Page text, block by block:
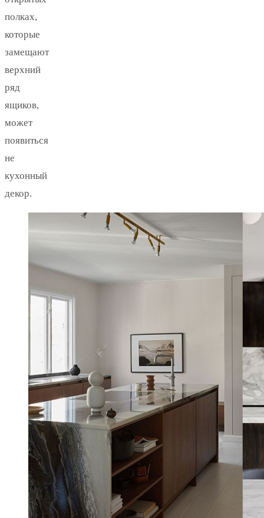
полках,
которые
замещают
верхний
ряд
ящиков,
может
появиться
не
кухонный
декор.